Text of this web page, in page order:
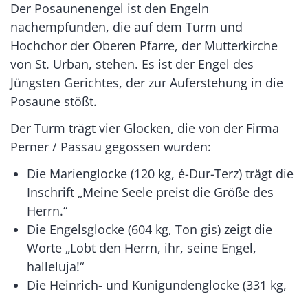
Der Posaunenengel ist den Engeln
nachempfunden, die auf dem Turm und
Hochchor der Oberen Pfarre, der Mutterkirche
von St. Urban, stehen. Es ist der Engel des
Jüngsten Gerichtes, der zur Auferstehung in die
Posaune stößt.
Der Turm trägt vier Glocken, die von der Firma
Perner / Passau gegossen wurden:
Die Marienglocke (120 kg, é-Dur-Terz) trägt die
Inschrift „Meine Seele preist die Größe des
Herrn.“
Die Engelsglocke (604 kg, Ton gis) zeigt die
Worte „Lobt den Herrn, ihr, seine Engel,
halleluja!“
Die Heinrich- und Kunigundenglocke (331 kg,